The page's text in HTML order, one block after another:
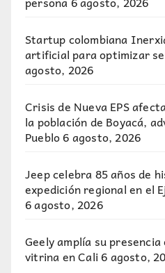
Startup colombiana
artificial para optimizar
agosto, 2026
Crisis de Nueva EPS
la población de Boyacá,
Pueblo6 agosto, 2026
Jeep celebra 85 años de
expedición regional en el
6 agosto, 2026
Geely amplía su
vitrina en Cali 6 agosto,